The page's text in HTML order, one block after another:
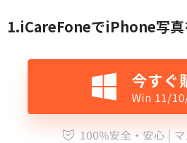
1.iCareFoneでiPhone写真